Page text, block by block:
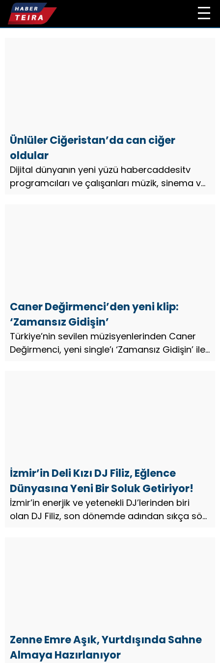
Ünlüler Ciğeristan’da can ciğer
oldular
Dijital dünyanın yeni yüzü habercaddesitv
programcıları ve çalışanları müzik, sinema ve
Caner Değirmenci’den yeni klip:
‘Zamansız Gidişin’
Türkiye’nin sevilen müzisyenlerinden Caner
Değirmenci, yeni single’ı ‘Zamansız Gidişin’ ile
İzmir’in Deli Kızı DJ Filiz, Eğlence
Dünyasına Yeni Bir Soluk Getiriyor!
İzmir’in enerjik ve yetenekli DJ’lerinden biri
olan DJ Filiz, son dönemde adından sıkça söz
Zenne Emre Aşık, Yurtdışında Sahne
Almaya Hazırlanıyor